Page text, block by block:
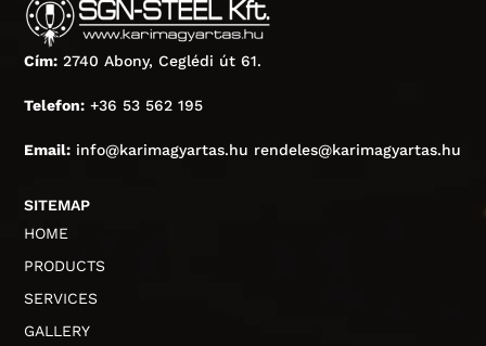
Cím: 2740 Abony, Ceglédi út 61.
Telefon: +36 53 562 195
Email: info@karimagyartas.hu rendeles@karimagyartas.hu
SITEMAP
HOME
PRODUCTS
SERVICES
GALLERY